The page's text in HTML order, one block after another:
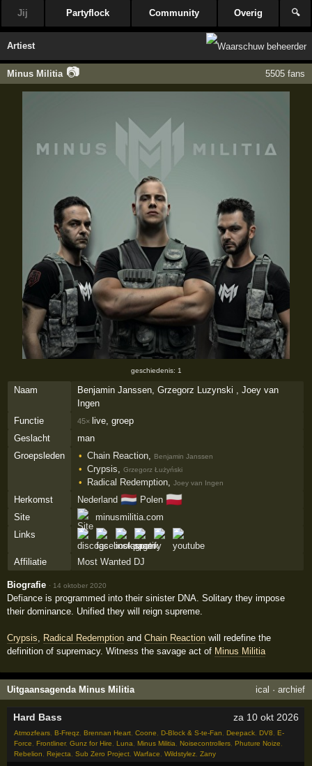
Jij Partyflock Community Overig 🔍
Artiest
Minus Militia 📷 5505 fans
geschiedenis: 1
Naam
Benjamin Janssen, Grzegorz Luzynski , Joey van
Ingen
Functie
45× live, groep
Geslacht
man
Groepsleden
Chain Reaction Benjamin Janssen
Crypsis ,Grzegorz Łużyński
Radical Redemption ,Joey van Ingen
Herkomst Nederland 🇳🇱 Polen 🇵🇱
Site
minusmilitia.com
Links
Affiliatie Most Wanted DJ
Biografie · 14 oktober 2020
Defiance is programmed into their sinister DNA. Solitary they impose
their dominance. Unified they will reign supreme.
Crypsis, Radical Redemption andChain Reaction will redefine the
definition of supremacy. Witness the savage act of Minus Militia
Uitgaansagenda Minus Militia ical · archief
Hard Bass za 10 okt 2026
Atmozfears, B-Freqz, Brennan Heart,Coone, D-Block & S-te-Fan, Deepack, DV8, E-
Force, Frontliner,Gunz for Hire, Luna, Minus Militia, Noisecontrollers, Phuture Noize,
Rebelion, Rejecta,Sub Zero Project,Warface,Wildstylez,Zany